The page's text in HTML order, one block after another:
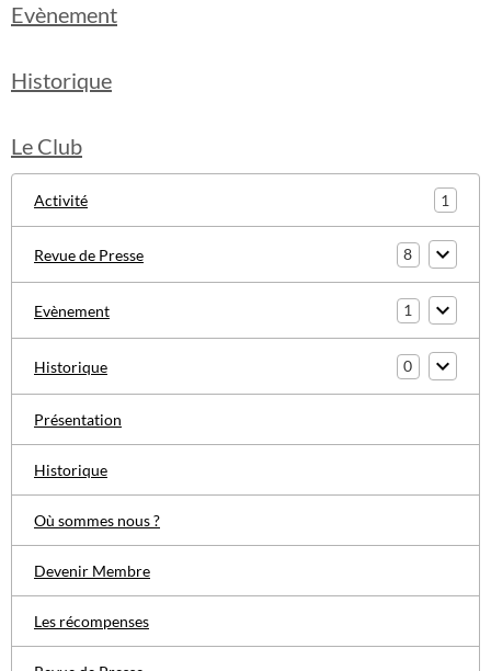
Evènement
Historique
Le Club
Activité 1
Revue de Presse 8
Evènement 1
Historique 0
Présentation
Historique
Où sommes nous ?
Devenir Membre
Les récompenses